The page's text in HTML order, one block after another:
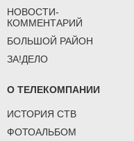
НОВОСТИ-
КОММЕНТАРИЙ
БОЛЬШОЙ РАЙОН
ЗА!ДЕЛО
О ТЕЛЕКОМПАНИИ
ИСТОРИЯ СТВ
ФОТОАЛЬБОМ